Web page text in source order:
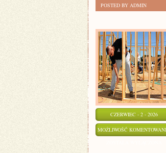
POSTED BY ADMIN
CZERWIEC - 2 - 2026
MOŻLIWOŚĆ